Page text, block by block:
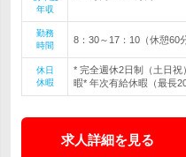
年収
勤務
時間
8：30～17：10（休憩60
休日
休暇
* 完全週休2日制（土日
暇* 年次有給休暇（最長
求人詳細を見る